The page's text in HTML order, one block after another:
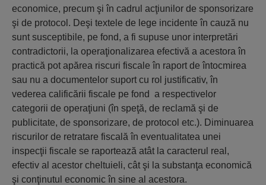
economice, precum şi în cadrul acţiunilor de sponsorizare
şi de protocol. Deşi textele de lege incidente în cauză nu
sunt susceptibile, pe fond, a fi supuse unor interpretări
contradictorii, la operaţionalizarea efectivă a acestora în
practică pot apărea riscuri fiscale în raport de întocmirea
sau nu a documentelor suport cu rol justificativ, în
vederea calificării fiscale pe fond a respectivelor
categorii de operaţiuni (în speţă, de reclamă şi de
publicitate, de sponsorizare, de protocol etc.). Diminuarea
riscurilor de retratare fiscală în eventualitatea unei
inspecţii fiscale se raportează atât la caracterul real,
efectiv al acestor cheltuieli, cât şi la substanţa economică
şi conţinutul economic în sine al acestora.